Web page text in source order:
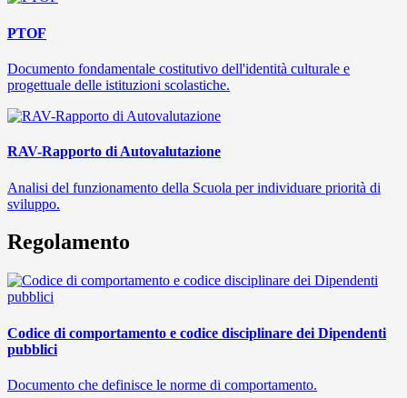
PTOF
Documento fondamentale costitutivo dell'identità culturale e
progettuale delle istituzioni scolastiche.
RAV-Rapporto di Autovalutazione
Analisi del funzionamento della Scuola per individuare priorità di
sviluppo.
Regolamento
Codice di comportamento e codice disciplinare dei Dipendenti
pubblici
Documento che definisce le norme di comportamento.